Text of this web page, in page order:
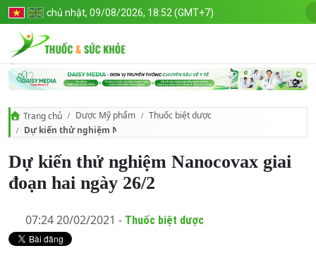
chủ nhật, 09/08/2026, 18:52 (GMT+7)
Trang chủ Dược Mỹ phẩm
Thuốc biệt dược
Dự kiến thử nghiệm Nanocovax giai đoạn hai ngày 26/2
Dự kiến thử nghiệm Nanocovax giai
đoạn hai ngày 26/2
07:24 20/02/2021 - Thuốc biệt dược